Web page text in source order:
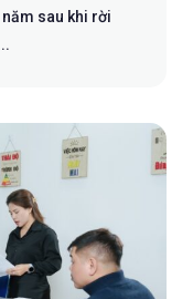
sau khi rời